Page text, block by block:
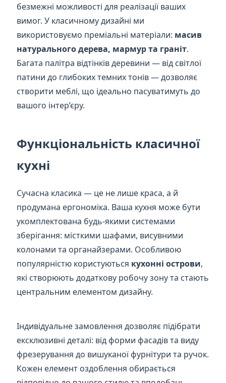
безмежні можливості для реалізації ваших
вимог. У класичному дизайні ми
використовуємо преміальні матеріали: масив
натурального дерева, мармур та граніт.
Багата палітра відтінків деревини — від світлої
патини до глибоких темних тонів — дозволяє
створити меблі, що ідеально пасуватимуть до
вашого інтер’єру.
Функціональність класичної
кухні
Сучасна класика — це не лише краса, а й
продумана ергономіка. Ваша кухня може бути
укомплектована будь-якими системами
зберігання: місткими шафами, висувними
колонами та органайзерами. Особливою
популярністю користуються кухонні острови,
які створюють додаткову робочу зону та стають
центральним елементом дизайну.
Індивідуальне замовлення дозволяє підібрати
ексклюзивні деталі: від форми фасадів та виду
фрезерування до вишуканої фурнітури та ручок.
Кожен елемент оздоблення обирається